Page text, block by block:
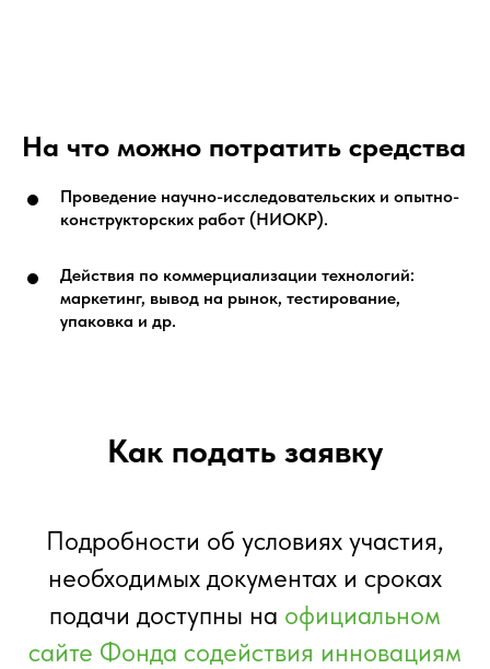
На что можно потратить средства
Проведение научно-исследовательских и опытно-
конструкторских работ (НИОКР).
Действия по коммерциализации технологий:
маркетинг, вывод на рынок, тестирование,
упаковка и др.
Как подать заявку
Подробности об условиях участия,
необходимых документах и сроках
подачи доступны на официальном
сайте Фонда содействия инновациям